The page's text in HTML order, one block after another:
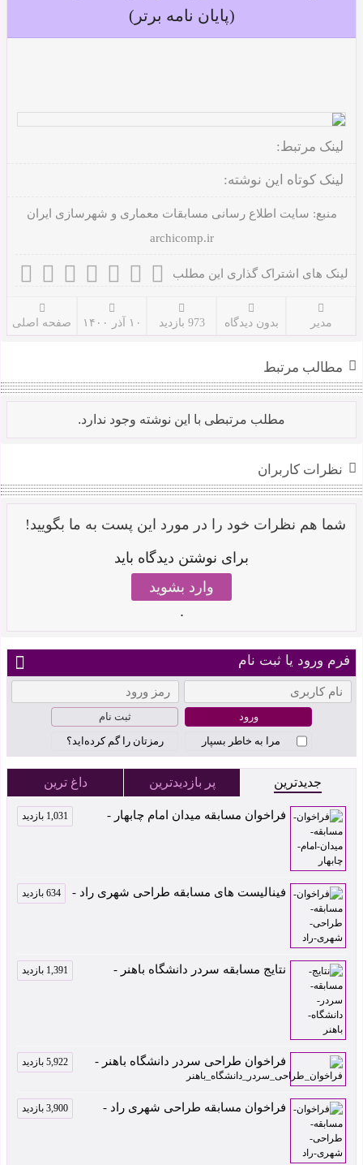
(پایان نامه برتر)
لینک مرتبط:
لینک کوتاه این نوشته:
منبع: سایت اطلاع رسانی مسابقات معماری و شهرسازی ایران
archicomp.ir
لینک های اشتراک گذاری این مطلب
مدیر بدون دیدگاه 973 بازدید ۱۰ آذر ۱۴۰۰ صفحه اصلی
مطالب مرتبط
مطلب مرتبطی با این نوشته وجود ندارد.
نظرات کاربران
شما هم نظرات خود را در مورد این پست به ما بگویید!
برای نوشتن دیدگاه باید
وارد بشوید
.
فرم ورود یا ثبت نام
ثبت نام
مرا به خاطر بسپار
رمزتان را گم کرده‌اید؟
جدیدترین پر بازدیدترین داغ ترین
فراخوان مسابقه میدان امام چابهار - 1,031 بازدید
فینالیست های مسابقه طراحی شهری راد - 634 بازدید
نتایج مسابقه سردر دانشگاه باهنر - 1,391 بازدید
فراخوان طراحی سردر دانشگاه باهنر - 5,922 بازدید
فراخوان مسابقه طراحی شهری راد - 3,900 بازدید